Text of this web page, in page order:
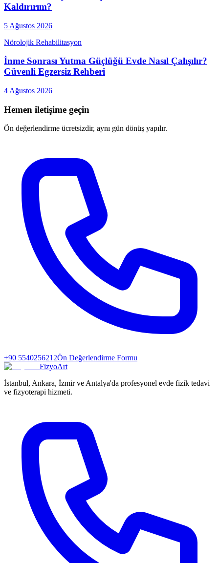
Kaldırırım?
5 Ağustos 2026
Nörolojik Rehabilitasyon
İnme Sonrası Yutma Güçlüğü Evde Nasıl Çalışılır?
Güvenli Egzersiz Rehberi
4 Ağustos 2026
Hemen iletişime geçin
Ön değerlendirme ücretsizdir, aynı gün dönüş yapılır.
+90 5540256212Ön Değerlendirme Formu
FizyoArt
İstanbul, Ankara, İzmir ve Antalya'da profesyonel evde fizik tedavi
ve fizyoterapi hizmeti.